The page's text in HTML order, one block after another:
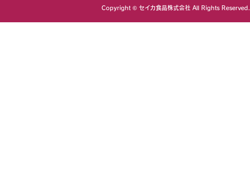
Copyright © セイカ食品株式会社All Rights Reserved.